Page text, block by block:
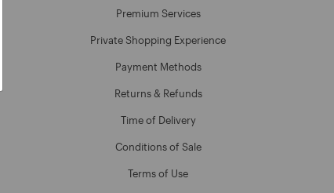
Premium Services
Private Shopping Experience
Payment Methods
Returns & Refunds
Time of Delivery
Conditions of Sale
Terms of Use